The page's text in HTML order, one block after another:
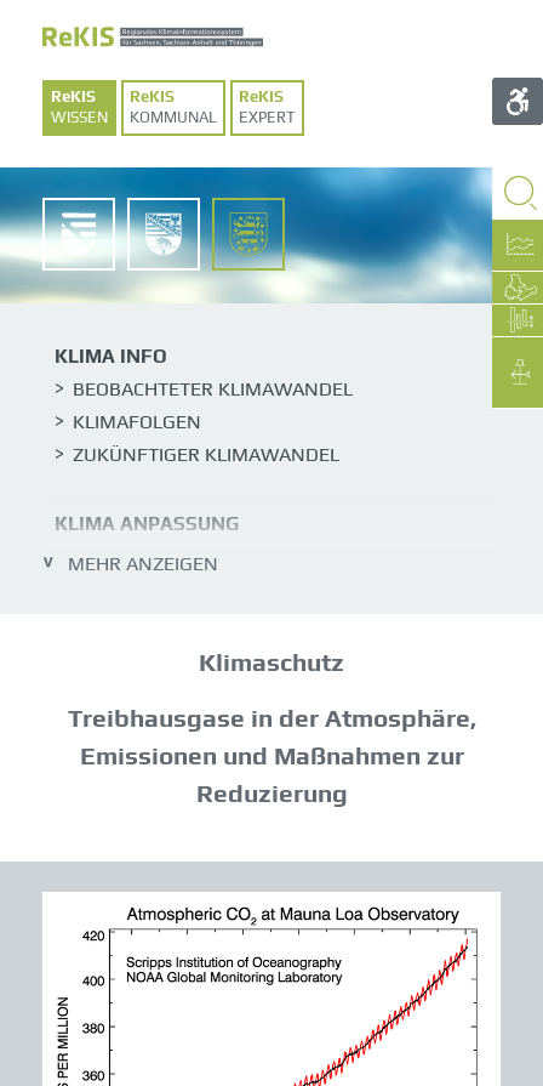
WISSEN KOMMUNAL EXPERT
SACHSENSACHSEN-
ANHALT
THÜRINGEN
KLIMA INFO
BEOBACHTETER KLIMAWANDEL
KLIMAFOLGEN
ZUKÜNFTIGER KLIMAWANDEL
KLIMA ANPASSUNG
KLIMAGESETZ
TREIBHAUSGASE
KLIMASCHUTZSTRATEGIE
LITERATUR
LINKS
MEHR ANZEIGEN
Klimaschutz
Treibhausgase in der Atmosphäre,
Emissionen und Maßnahmen zur
Reduzierung